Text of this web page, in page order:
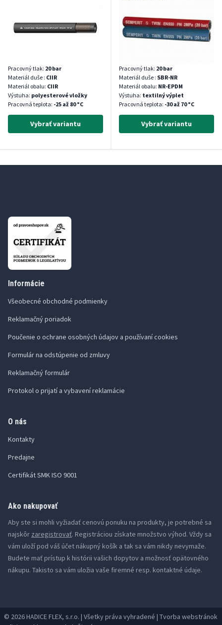
Pracovný tlak: 20 bar
Materiál duše : CIIR
Materiál obalu: CIIR
Výstuha: polyesterové vložky
Pracovná teplota: -25 až 80 °C
Vybrať variantu
Pracovný tlak: 20 bar
Materiál duše : SBR-NR
Materiál obalu: NR-EPDM
Výstuha: textilný výplet
Pracovná teplota: -30 až 70 °C
Vybrať variantu
Informácie
Všeobecné obchodné podmienky
Reklamačný poriadok
Poučenie o ochrane osobných údajov a používaní cookies
Formulár na odstúpenie od zmluvy
Reklamačný formulár
Protokol o prijatí a vybavení reklamácie
O nás
Kontakty
Predajne
Certifikát SMK ISO 9001
Ako nakupovať
Aby ste si mohli vyžiadať cenovú ponuku na produkty, je potrebné sa
najskôr zaregistrovať. Registráciou získate množstvo výhod. Vždy sa
vám uloží pod váš účet nákupný košík a tak sa vám nikdy nevymaže.
Budete mať prístup k histórii vašich dopytov a možnosť opätovného
nákupu. Takisto sa vám uložia vaše firemné resp. kontaktné údaje.
© 2026 HADICE FLEX, s.r.o. | Všetky práva vyhradené | Tvorba webstránok